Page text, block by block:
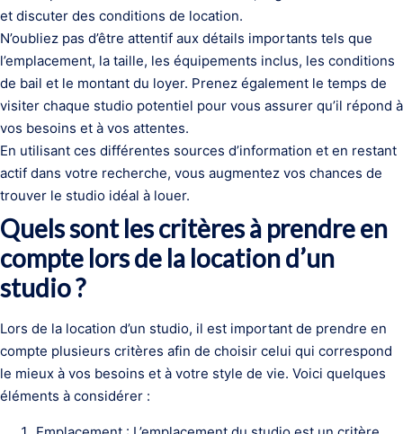
et discuter des conditions de location.
N’oubliez pas d’être attentif aux détails importants tels que
l’emplacement, la taille, les équipements inclus, les conditions
de bail et le montant du loyer. Prenez également le temps de
visiter chaque studio potentiel pour vous assurer qu’il répond à
vos besoins et à vos attentes.
En utilisant ces différentes sources d’information et en restant
actif dans votre recherche, vous augmentez vos chances de
trouver le studio idéal à louer.
Quels sont les critères à prendre en
compte lors de la location d’un
studio ?
Lors de la location d’un studio, il est important de prendre en
compte plusieurs critères afin de choisir celui qui correspond
le mieux à vos besoins et à votre style de vie. Voici quelques
éléments à considérer :